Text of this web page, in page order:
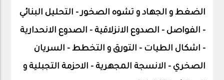
الضغط و الجهاد و تشوه الصخور – التحليل البنائي
– الفواصل – الصدوع الانزلاقية – الصدوع الانحدارية
– اشكال الطيات – التورق و التخطط – السريان
الصخري – الانسجة المجهرية – الاحزمة التجبلية و